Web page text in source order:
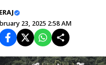
23, 2025 2:58 AM